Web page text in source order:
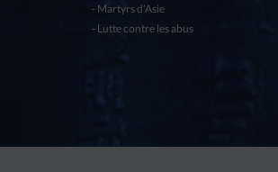
Martyrs d’Asie
Lutte contre les abus